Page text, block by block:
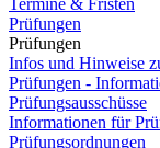
Termine & Fristen
Prüfungen
Prüfungen
Infos und Hinweise
Prüfungen -
Prüfungsausschüsse
Informationen für
Prüfungsordnungen